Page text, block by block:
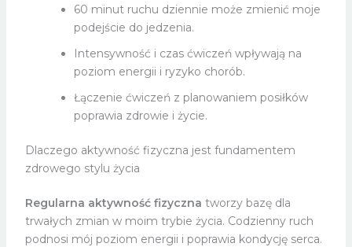
60 minut ruchu dziennie może zmienić moje
podejście do jedzenia.
Intensywność i czas ćwiczeń wpływają na
poziom energii i ryzyko chorób.
Łączenie ćwiczeń z planowaniem posiłków
poprawia zdrowie i życie.
Dlaczego aktywność fizyczna jest fundamentem
zdrowego stylu życia
Regularna aktywność fizyczna tworzy bazę dla
trwałych zmian w moim trybie życia. Codzienny ruch
podnosi mój poziom energii i poprawia kondycję serca.